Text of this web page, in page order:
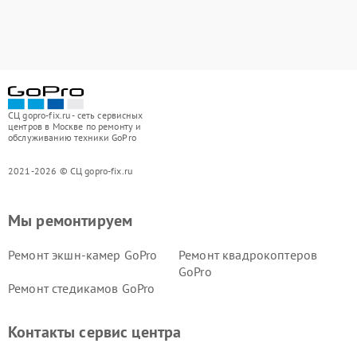
СЦ gopro-fix.ru - сеть сервисных
центров в Москве по ремонту и
обслуживанию техники GoPro
2021-2026 © СЦ gopro-fix.ru
Мы ремонтируем
Ремонт экшн-камер GoPro
Ремонт квадрокоптеров
GoPro
Ремонт стедикамов GoPro
Контакты сервис центра